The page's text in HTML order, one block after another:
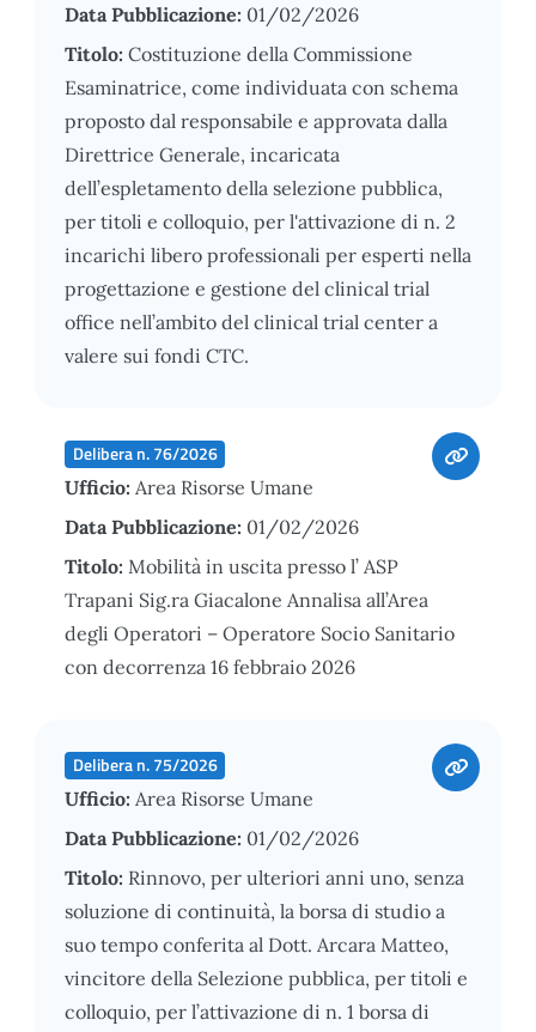
Data Pubblicazione: 01/02/2026
Titolo: Costituzione della Commissione
Esaminatrice, come individuata con schema
proposto dal responsabile e approvata dalla
Direttrice Generale, incaricata
dell’espletamento della selezione pubblica,
per titoli e colloquio, per l'attivazione di n. 2
incarichi libero professionali per esperti nella
progettazione e gestione del clinical trial
office nell’ambito del clinical trial center a
valere sui fondi CTC.
Delibera n. 76/2026
Ufficio: Area Risorse Umane
Data Pubblicazione: 01/02/2026
Titolo: Mobilità in uscita presso l’ ASP
Trapani Sig.ra Giacalone Annalisa all’Area
degli Operatori – Operatore Socio Sanitario
con decorrenza 16 febbraio 2026
Delibera n. 75/2026
Ufficio: Area Risorse Umane
Data Pubblicazione: 01/02/2026
Titolo: Rinnovo, per ulteriori anni uno, senza
soluzione di continuità, la borsa di studio a
suo tempo conferita al Dott. Arcara Matteo,
vincitore della Selezione pubblica, per titoli e
colloquio, per l’attivazione di n. 1 borsa di